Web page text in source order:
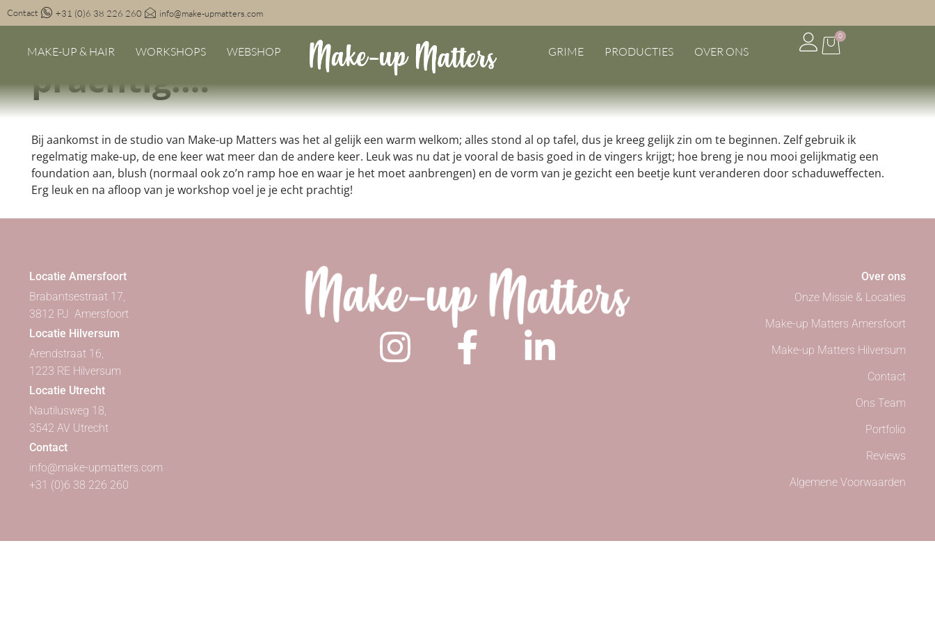
Contact +31 (0)6 38 226 260 info@make-upmatters.com
MAKE-UP & HAIR WORKSHOPS WEBSHOP GRIME PRODUCTIES OVER ONS
0
“…na afloop van de workshop voel je je echt
prachtig!…”
Bij aankomst in de studio van Make-up Matters was het al gelijk een warm welkom; alles stond al op tafel, dus je kreeg gelijk zin om te beginnen. Zelf gebruik ik
regelmatig make-up, de ene keer wat meer dan de andere keer. Leuk was nu dat je vooral de basis goed in de vingers krijgt; hoe breng je nou mooi gelijkmatig een
foundation aan, blush (normaal ook zo’n ramp hoe en waar je het moet aanbrengen) en de vorm van je gezicht een beetje kunt veranderen door schaduweffecten.
Erg leuk en na afloop van je workshop voel je je echt prachtig!
Locatie Amersfoort
Brabantsestraat 17,
3812 PJ Amersfoort
Locatie Hilversum
Arendstraat 16,
1223 RE Hilversum
Locatie Utrecht
Nautilusweg 18,
3542 AV Utrecht
Contact
info@make-upmatters.com
+31 (0)6 38 226 260
Over ons
Onze Missie & Locaties
Make-up Matters Amersfoort
Make-up Matters Hilversum
Contact
Ons Team
Portfolio
Reviews
Algemene Voorwaarden